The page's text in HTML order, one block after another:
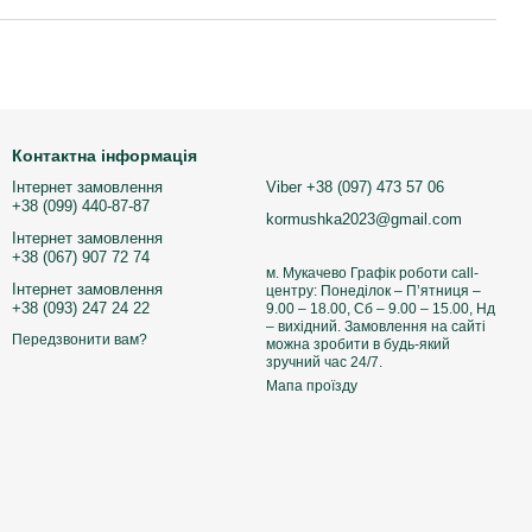
Контактна інформація
Інтернет замовлення
+38 (099) 440-87-87
Інтернет замовлення
+38 (067) 907 72 74
Інтернет замовлення
+38 (093) 247 24 22
Передзвонити вам?
Viber +38 (097) 473 57 06
kormushka2023@gmail.com
м. Мукачево Графік роботи call-
центру: Понеділок – П’ятниця –
9.00 – 18.00, Сб – 9.00 – 15.00, Нд
– вихідний. Замовлення на сайті
можна зробити в будь-який
зручний час 24/7.
Мапа проїзду